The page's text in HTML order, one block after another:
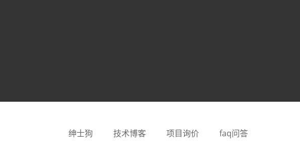
绅士狗 技术博客 项目询价 faq问答